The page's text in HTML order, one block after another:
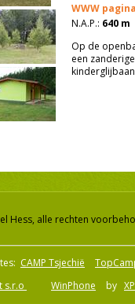
WWW
N.A.P.: 640 m
Op de
een
Hess, alle rechten
CAMP Tsjechië
s.r.o WinPhone by